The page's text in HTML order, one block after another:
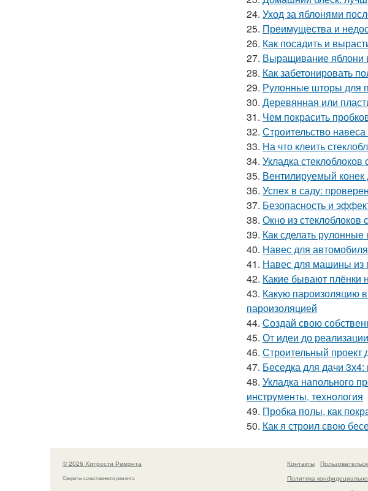
24. Уход за яблонями
25. Преимущества и
26. Как посадить и
27. Выращивание яблони
28. Как забетонировать
29. Рулонные шторы для
30. Деревянная или
31. Чем покрасить
32. Строительство
33. На что клеить
34. Укладка
35. Вентилируемый конек
36. Успех в саду:
37. Безопасность и
38. Окно из стеклоблоков
39. Как сделать
40. Навес для
41. Навес для машины из
42. Какие бывают плёнки
43. Какую пароизоляцию
пароизоляцией
44. Создай свою
45. От идеи до
46. Строительный проект
47. Беседка для дачи 3х4:
48. Укладка напольного
инструменты, технология
49. Пробка полы, как
50. Как я строил свою
© 2026 Хитрости Ремонта
Секреты качественного ремонта
Контакты
Политика